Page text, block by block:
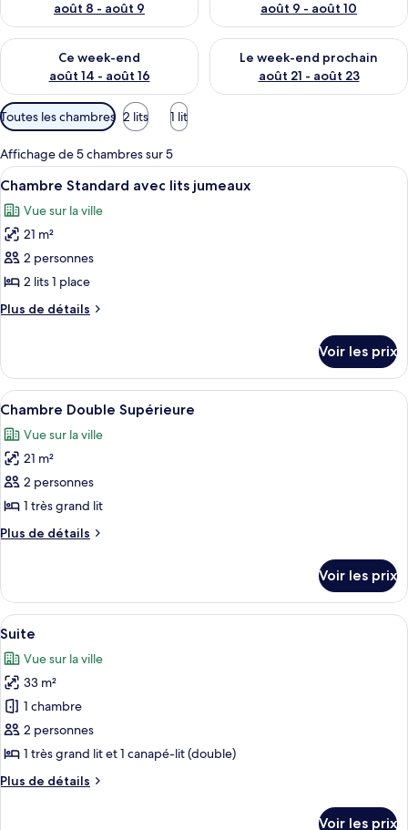
août 8 - août 9
août 9 - août 10
Ce week-end
août 14 - août 16
Vérifier la disponibilité pour ce week-end août 14 - août 16
Le week-end prochain
août 21 - août 23
Vérifier la disponibilité pour
Filtres
disponibles
pour
les
chambres
Toutes les chambres 2 lits 1 lit
Affichage de 5 chambres sur 5
Afficher
toutes
les
photos
pour
ce
type
de
Chambre
Standard
avec
lits
jumeaux
Une chambre moderne avec une
5
Chambre Standard avec lits jumeaux
Vue sur la ville
21 m²
2 personnes
2 lits 1 place
Plus de détails
Plus
le
type
de
Chambre
Standard
avec
lits
jumeaux
Voir les prix
Afficher
toutes
les
photos
pour
ce
type
de
Chambre
Double
Supérieure
Une chambre d’hôtel avec un grand
6
Chambre Double Supérieure
Vue sur la ville
21 m²
2 personnes
1 très grand lit
Plus de détails
Plus
le
type
de
Chambre
Double
Supérieure
Voir les prix
Afficher
toutes
les
photos
pour
ce
type
chambre :
Une chambre d’hôtel moderne
5
Suite
Vue sur la ville
33 m²
1 chambre
2 personnes
1 très grand lit et 1 canapé-lit (double)
Plus de détails
Plus
Voir les prix